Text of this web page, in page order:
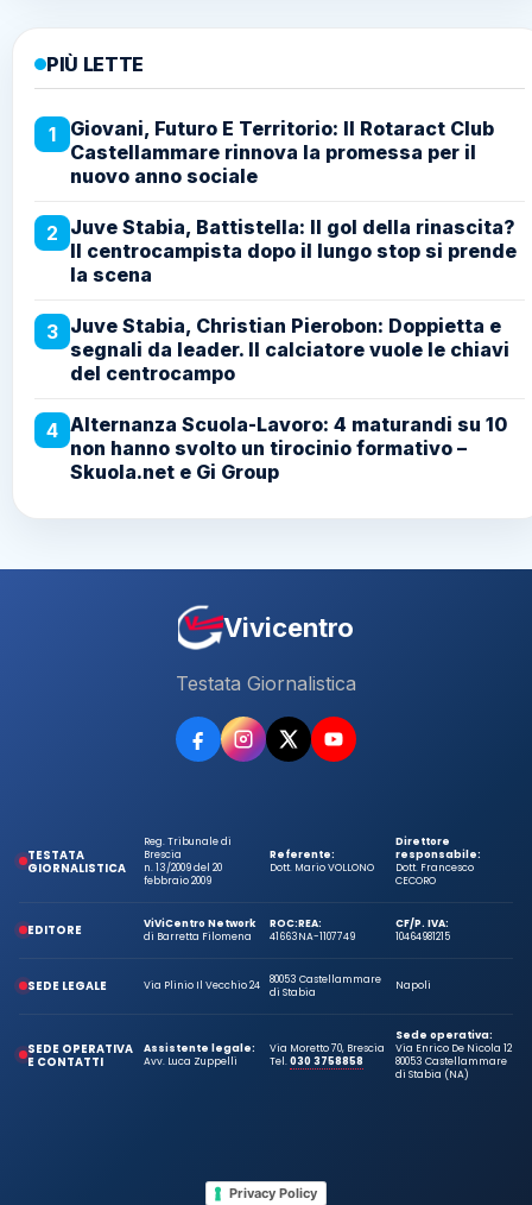
PIÙ LETTE
1
Giovani, Futuro E Territorio: Il Rotaract Club
Castellammare rinnova la promessa per il
nuovo anno sociale
2 Juve Stabia, Battistella: Il gol della rinascita?
Il centrocampista dopo il lungo stop si prende
la scena
3 Juve Stabia, Christian Pierobon: Doppietta e
segnali da leader. Il calciatore vuole le chiavi
del centrocampo
4 Alternanza Scuola-Lavoro: 4 maturandi su 10
non hanno svolto un tirocinio formativo –
Skuola.net e Gi Group
Vivicentro
Testata Giornalistica
TESTATA
GIORNALISTICA
Reg. Tribunale di
Brescia
n. 13/2009 del 20
febbraio 2009
Referente:
Dott. Mario VOLLONO
Direttore
responsabile:
Dott. Francesco
CECORO
EDITORE
ViViCentro Network
di Barretta Filomena
ROC:
41663
REA:
NA-1107749
CF/P. IVA:
10464981215
SEDE LEGALE Via Plinio Il Vecchio 24
80053 Castellammare
di Stabia
Napoli
SEDE OPERATIVA
E CONTATTI
Assistente legale:
Avv. Luca Zuppelli
Via Moretto 70, Brescia
Tel.030 3758858
Sede operativa:
Via Enrico De Nicola 12
80053 Castellammare
di Stabia (NA)
Privacy Policy